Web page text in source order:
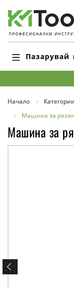
Пазарувай
Начало Категории
Машина за
Машина за